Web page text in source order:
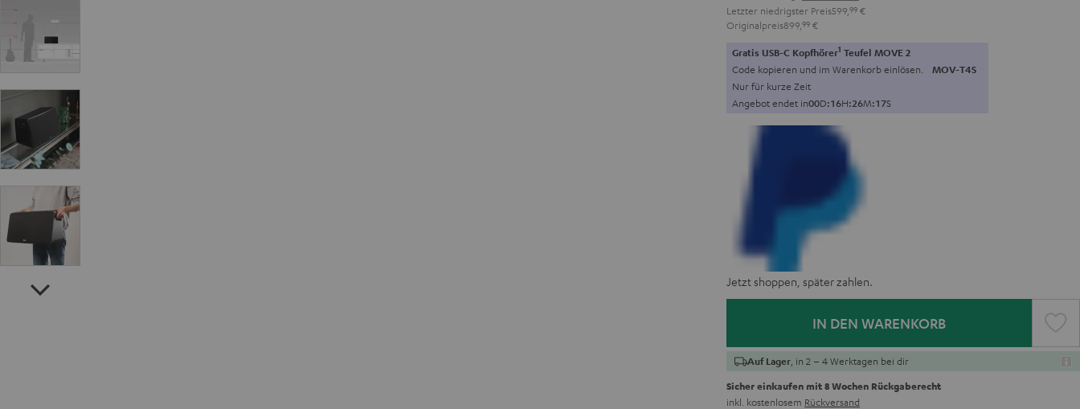
Letzter niedrigster Preis599, 99 €
Originalpreis899, 99 €
Gratis USB-C Kopfhörer1 Teufel MOVE 2
Code kopieren und im Warenkorb einlösen. MOV-T4S
Nur für kurze Zeit
Angebot endet in00D:16H:26M:16S
Jetzt shoppen, später zahlen.
IN DEN WARENKORB
Auf Lager , in 2 – 4 Werktagen bei dir
Sicher einkaufen mit 8 Wochen Rückgaberecht
inkl. kostenlosem Rückversand